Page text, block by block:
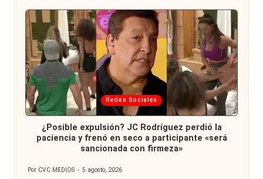
Publicada
en
Redes Sociales
¿Posible expulsión? JC Rodríguez perdió la
paciencia y frenó en seco a participante «será
sancionada con firmeza»
Publicado
Por CVC MEDIOS 5 agosto, 2026